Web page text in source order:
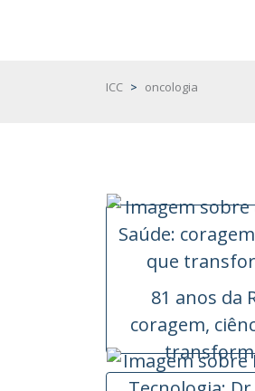
ICC > oncologia
81 anos da
coragem,